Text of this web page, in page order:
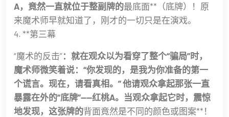
A，竟然一直就位于整副牌的最底面**（底牌）！原
来魔术师早就知道了，刚才的一切只是在演戏。
4. **第三幕
“魔术的反击”：就在观众以为看穿了整个“骗局”时，
魔术师微笑着说：“你发现的，是我为你准备的第一
个谎言。现在，请看真相。” 他请观众拿起那张一直
暴露在外的“底牌”——红桃A。当观众拿起它时，震惊
地发现，这张牌的背面竟然是不同的颜色或图案**！